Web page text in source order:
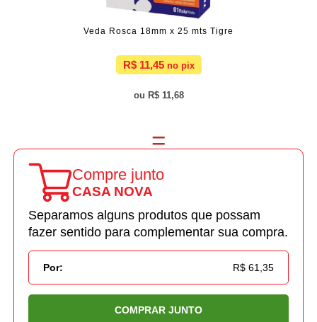
Veda Rosca 18mm x 25 mts Tigre
R$ 11,45
R$ 11,68
Compre junto
CASA NOVA
Separamos alguns produtos que possam
fazer sentido para complementar sua compra.
Por: R$ 61,35
COMPRAR JUNTO